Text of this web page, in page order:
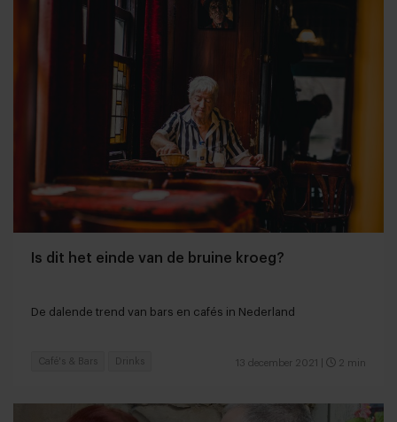
Is dit het einde van de bruine kroeg?
De dalende trend van bars en cafés in Nederland
13 december 2021 2 min
Café's & Bars Drinks